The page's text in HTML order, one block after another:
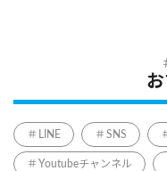
LINE SNS
Youtubeチャンネル